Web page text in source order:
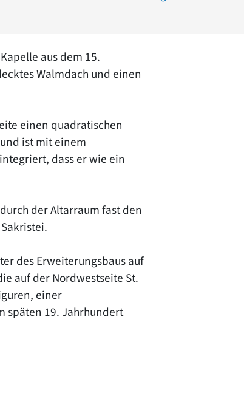
aus dem 15.
Walmdach und einen
einen quadratischen
ist mit einem
dass er wie ein
der Altarraum fast den
des Erweiterungsbaus auf
auf der Nordwestseite St.
einer
späten 19. Jahrhundert